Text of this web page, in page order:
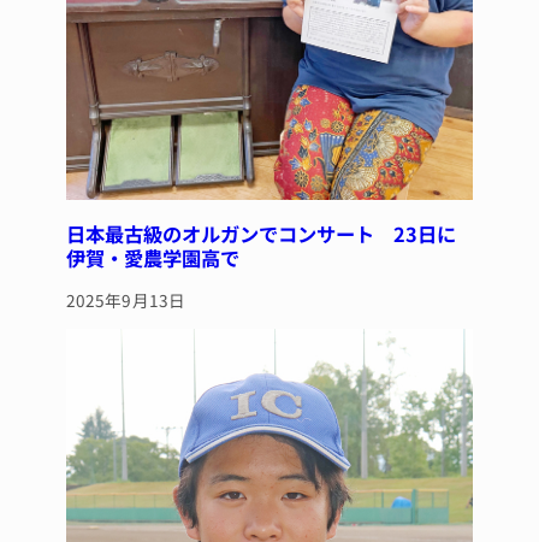
日本最古級のオルガンでコンサート 23日に
伊賀・愛農学園高で
2025年9月13日